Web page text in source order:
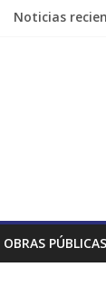
Noticias
OBRAS PÚBLICAS